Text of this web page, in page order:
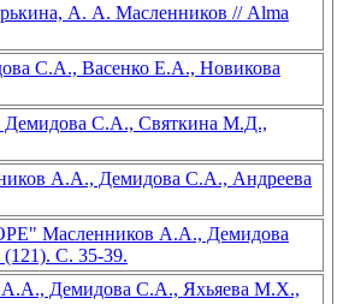
А. А. Масленников // Alma
С.А., Васенко Е.А., Новикова
С.А., Святкина М.Д.,
Демидова С.А., Андреева
А.А., Демидова
С. 35-39.
Демидова С.А., Яхьяева М.Х.,